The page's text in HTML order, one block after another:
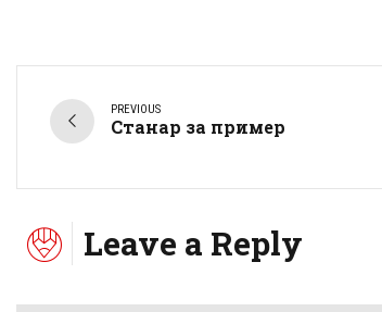
PREVIOUS
Станар за пример
Leave a Reply